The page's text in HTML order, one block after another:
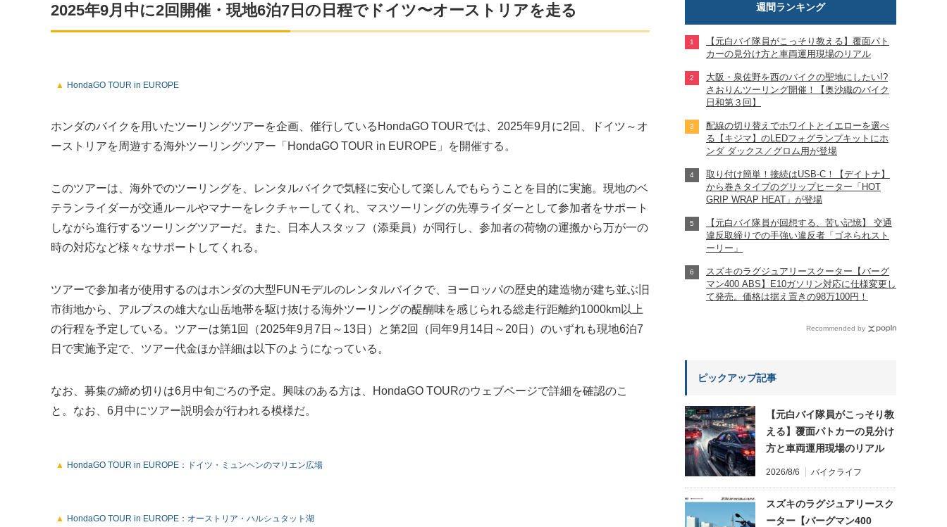
2025年9月中に2回開催・現地6泊7日の日程でドイツ〜オーストリアを走る
HondaGO TOUR in EUROPE
ホンダのバイクを用いたツーリングツアーを企画、催行しているHondaGO TOURでは、2025年9月に2回、ドイツ～オ
ーストリアを周遊する海外ツーリングツアー「HondaGO TOUR in EUROPE」を開催する。
このツアーは、海外でのツーリングを、レンタルバイクで気軽に安心して楽しんでもらうことを目的に実施。現地のベ
テランライダーが交通ルールやマナーをレクチャーしてくれ、マスツーリングの先導ライダーとして参加者をサポート
しながら進行するツーリングツアーだ。また、日本人スタッフ（添乗員）が同行し、参加者の荷物の運搬から万が一の
時の対応など様々なサポートしてくれる。
ツアーで参加者が使用するのはホンダの大型FUNモデルのレンタルバイクで、ヨーロッパの歴史的建造物が建ち並ぶ旧
市街地から、アルプスの雄大な山岳地帯を駆け抜ける海外ツーリングの醍醐味を感じられる総走行距離約1000km以上
の行程を予定している。ツアーは第1回（2025年9月7日～13日）と第2回（同年9月14日～20日）のいずれも現地6泊7
日で実施予定で、ツアー代金ほか詳細は以下のようになっている。
なお、募集の締め切りは6月中旬ごろの予定。興味のある方は、HondaGO TOURのウェブページで詳細を確認のこ
と。なお、6月中にツアー説明会が行われる模様だ。
HondaGO TOUR in EUROPE：ドイツ・ミュンヘンのマリエン広場
HondaGO TOUR in EUROPE：オーストリア・ハルシュタット湖
週間ランキング
【元白バイ隊員がこっそり教える】覆面パト
カーの見分け方と車両運用現場のリアル
大阪・泉佐野を西のバイクの聖地にしたい!?
さおりんツーリング開催！【奥沙織のバイク
日和第３回】
配線の切り替えでホワイトとイエローを選べ
る【キジマ】のLEDフォグランプキットにホ
ンダ ダックス／グロム用が登場
取り付け簡単！接続はUSB-C！【デイトナ】
から巻きタイプのグリップヒーター「HOT
GRIP WRAP HEAT」が登場
【元白バイ隊員が回想する、苦い記憶】 交通
違反取締りでの手強い違反者「ゴネられスト
ーリー」
スズキのラグジュアリースクーター【バーグ
マン400 ABS】E10ガソリン対応に仕様変更し
て発売。価格は据え置きの98万100円！
Recommended by
ピックアップ記事
【元白バイ隊員がこっそり教
える】覆面パトカーの見分け
方と車両運用現場のリアル
2026/8/6 バイクライフ
スズキのラグジュアリースク
ーター【バーグマン400